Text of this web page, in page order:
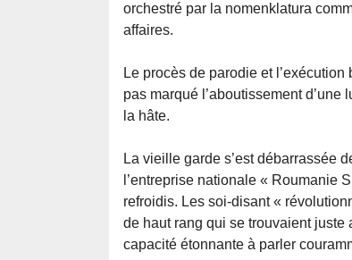
orchestré par la nomenklatura
affaires.
Le procès de parodie et
pas marqué l’aboutissement d’une
la hâte.
La vieille garde s’est débarrassée
l’entreprise nationale « Roumanie
refroidis. Les soi-disant «
de haut rang qui se trouvaient
capacité étonnante à parler